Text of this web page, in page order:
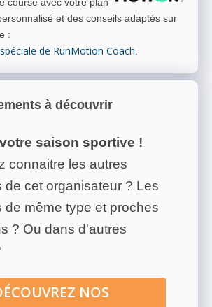
course avec votre plan
et des conseils adaptés sur
:
de RunMotion Coach.
à découvrir
saison sportive !
connaitre les autres
de cet organisateur ? Les
de même type et proches
? Ou dans d'autres
NOS